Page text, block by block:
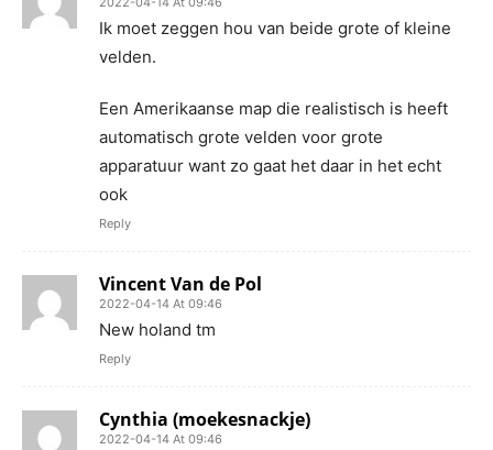
Ik moet zeggen hou van beide grote of kleine
velden.
Een Amerikaanse map die realistisch is heeft
automatisch grote velden voor grote
apparatuur want zo gaat het daar in het echt
ook
Reply
Vincent Van de Pol
2022-04-14 At 09:46
New holand tm
Reply
Cynthia (moekesnackje)
2022-04-14 At 09:46